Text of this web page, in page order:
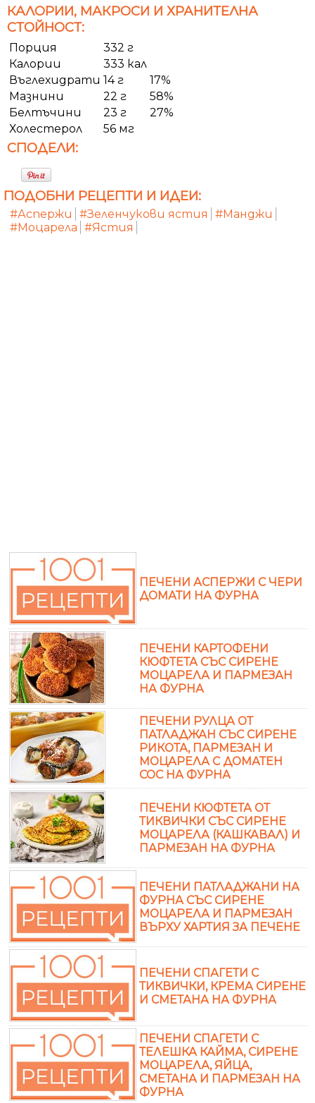
КАЛОРИИ, МАКРОСИ И ХРАНИТЕЛНА
СТОЙНОСТ:
Порция
332 г
Калории
333 кал
Въглехидрати 14 г
17%
Мазнини
22 г
58%
Белтъчини
23 г
27%
Холестерол
56 мг
СПОДЕЛИ:
ПОДОБНИ РЕЦЕПТИ И ИДЕИ:
#Аспержи #Зеленчукови ястия
#Манджи
#Моцарела #Ястия
ПЕЧЕНИ АСПЕРЖИ С ЧЕРИ
ДОМАТИ НА ФУРНА
ПЕЧЕНИ КАРТОФЕНИ
КЮФТЕТА СЪС СИРЕНЕ
МОЦАРЕЛА И ПАРМЕЗАН
НА ФУРНА
ПЕЧЕНИ РУЛЦА ОТ
ПАТЛАДЖАН СЪС СИРЕНЕ
РИКОТА, ПАРМЕЗАН И
МОЦАРЕЛА С ДОМАТЕН
СОС НА ФУРНА
ПЕЧЕНИ КЮФТЕТА ОТ
ТИКВИЧКИ СЪС СИРЕНЕ
МОЦАРЕЛА (КАШКАВАЛ) И
ПАРМЕЗАН НА ФУРНА
ПЕЧЕНИ ПАТЛАДЖАНИ НА
ФУРНА СЪС СИРЕНЕ
МОЦАРЕЛА И ПАРМЕЗАН
ВЪРХУ ХАРТИЯ ЗА ПЕЧЕНЕ
ПЕЧЕНИ СПАГЕТИ С
ТИКВИЧКИ, КРЕМА СИРЕНЕ
И СМЕТАНА НА ФУРНА
ПЕЧЕНИ СПАГЕТИ С
ТЕЛЕШКА КАЙМА, СИРЕНЕ
МОЦАРЕЛА, ЯЙЦА,
СМЕТАНА И ПАРМЕЗАН НА
ФУРНА